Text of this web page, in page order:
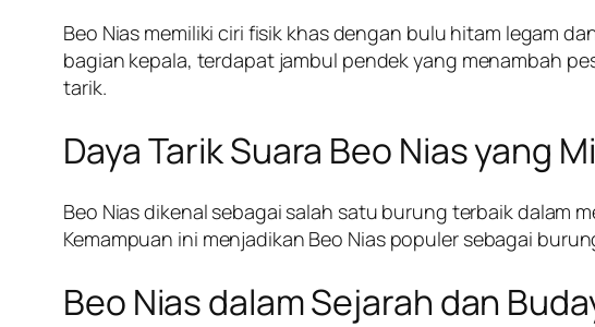
Beo Nias memiliki ciri fisik khas dengan bulu hitam legam
bagian kepala, terdapat jambul pendek yang menambah
tarik.
Daya Tarik Suara Beo Nias yang
Beo Nias dikenal sebagai salah satu burung terbaik dalam
Kemampuan ini menjadikan Beo Nias populer sebagai
Beo Nias dalam Sejarah dan